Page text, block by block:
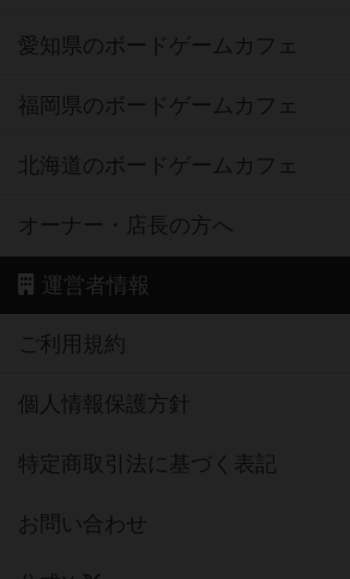
愛知県のボードゲームカフェ
福岡県のボードゲームカフェ
北海道のボードゲームカフェ
オーナー・店長の方へ
運営者情報
ご利用規約
個人情報保護方針
特定商取引法に基づく表記
お問い合わせ